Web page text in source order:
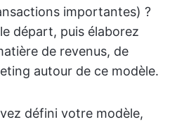
importantes) ?
départ, puis élaborez
de revenus, de
autour de ce modèle.
défini votre modèle,